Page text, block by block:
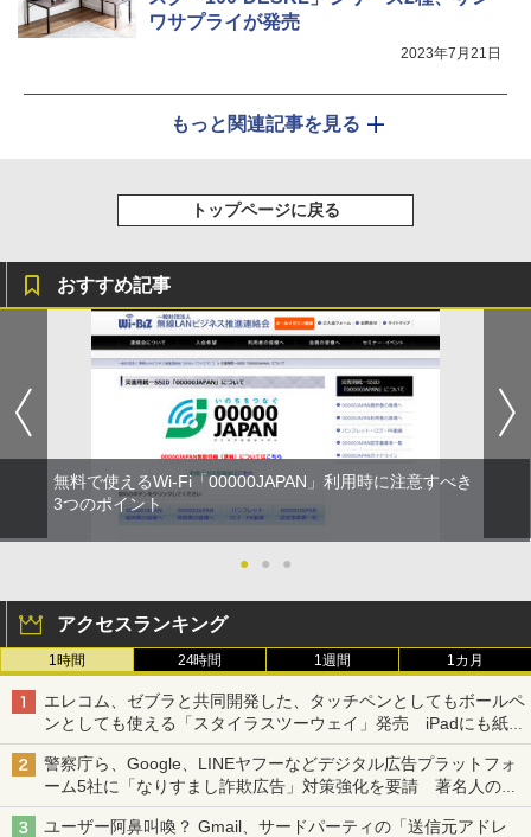
ワサプライが発売
2023年7月21日
もっと関連記事を見る
トップページに戻る
おすすめ記事
無料で使えるWi-Fi「00000JAPAN」利用時に注意すべき
3つのポイント
● ● ●
アクセスランキング
1時間 24時間 1週間 1カ月
エレコム、ゼブラと共同開発した、タッチペンとしてもボールペ
ンとしても使える「スタイラスツーウェイ」発売 iPadにも紙に
も、持ち替えずに書き込める
警察庁ら、Google、LINEヤフーなどデジタル広告プラットフォ
ーム5社に「なりすまし詐欺広告」対策強化を要請 著名人の写
真や映像を使った投資詐欺などへの対策として
ユーザー阿鼻叫喚？ Gmail、サードパーティの「送信元アドレ